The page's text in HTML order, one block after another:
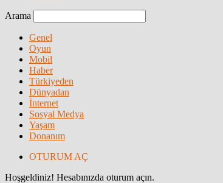
Arama
Genel
Oyun
Mobil
Haber
Türkiyeden
Dünyadan
İnternet
Sosyal Medya
Yaşam
Donanım
OTURUM AÇ
Hoşgeldiniz! Hesabınızda oturum açın.